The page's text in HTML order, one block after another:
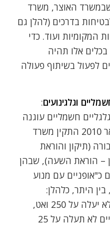
האוצר, משרד
בדרכים (להלן גם
המקומיות ועוד. כדי
אלו תהיה
לפעול בשיתוף פעולה
וגלגינועים:
חשמליים עוגנה
בתקנות התעבורה. בפברואר 2010 התקין משרד
(תיקון והוראת
2010 (להלן – הוראת השעה), שבהן
כ"אופניים עם מנוע
היתר, כלהלן:
ההספק המרבי של המנוע לא יעלה על 250 ואט,
ומהירות האופניים החשמליים לא תעלה על 25